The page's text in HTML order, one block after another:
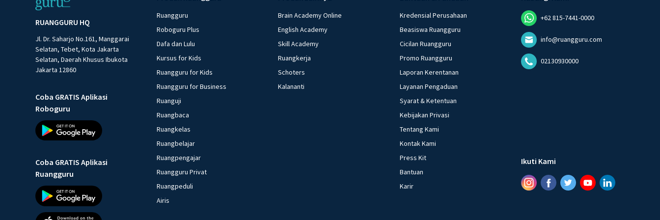
RUANGGURU HQ
Jl. Dr. Saharjo No.161, Manggarai
Selatan, Tebet, Kota Jakarta
Selatan, Daerah Khusus Ibukota
Jakarta 12860
Coba GRATIS Aplikasi
Roboguru
Coba GRATIS Aplikasi
Ruangguru
Ruangguru
Roboguru Plus
Dafa dan Lulu
Kursus for Kids
Ruangguru for Kids
Ruangguru for Business
Ruanguji
Ruangbaca
Ruangkelas
Ruangbelajar
Ruangpengajar
Ruangguru Privat
Ruangpeduli
Airis
Brain Academy Online
English Academy
Skill Academy
Ruangkerja
Schoters
Kalananti
Kredensial Perusahaan
Beasiswa Ruangguru
Cicilan Ruangguru
Promo Ruangguru
Laporan Kerentanan
Layanan Pengaduan
Syarat & Ketentuan
Kebijakan Privasi
Tentang Kami
Kontak Kami
Press Kit
Bantuan
Karir
+62 815-7441-0000
info@ruangguru.com
02130930000
Ikuti Kami